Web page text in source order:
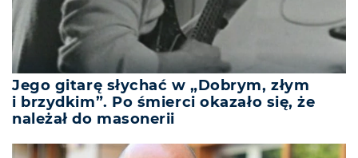
Jego gitarę słychać w „Dobrym, złym
i brzydkim”. Po śmierci okazało się, że
należał do masonerii